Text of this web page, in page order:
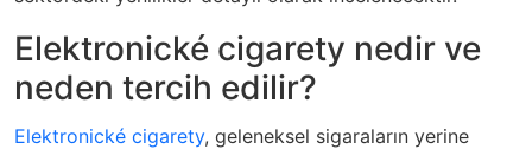
Elektronické cigarety nedir ve
neden tercih edilir?
Elektronické cigarety, geleneksel sigaraların yerine